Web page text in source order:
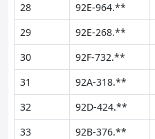
28
92E-964.**
29
92E-268.**
30
92F-732.**
31
92A-318.**
32
92D-424.**
33
92B-376.**